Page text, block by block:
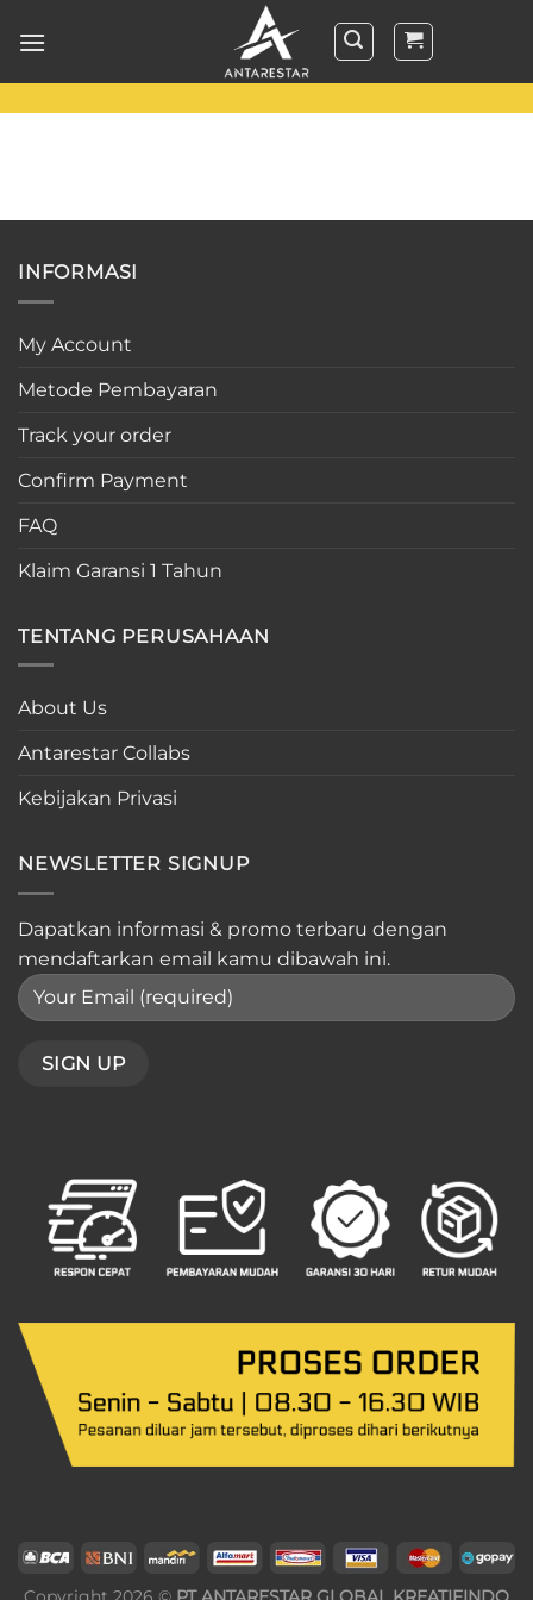
INFORMASI
My Account
Metode Pembayaran
Track your order
Confirm Payment
FAQ
Klaim Garansi 1 Tahun
TENTANG PERUSAHAAN
About Us
Antarestar Collabs
Kebijakan Privasi
NEWSLETTER SIGNUP
Dapatkan informasi & promo terbaru dengan
mendaftarkan email kamu dibawah ini.